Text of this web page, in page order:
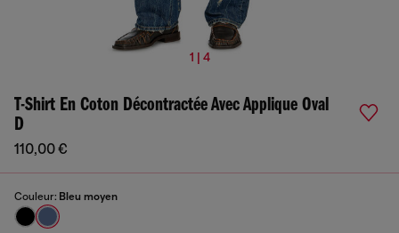
1 | 4
T-Shirt En Coton Décontractée Avec Applique Oval
D
110,00 €
Couleur: Bleu moyen